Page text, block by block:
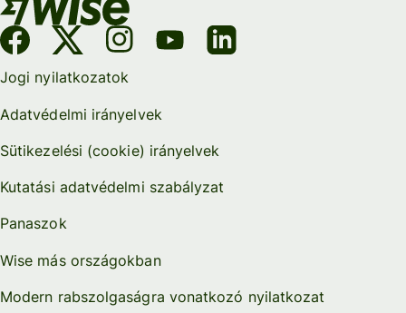
Jogi nyilatkozatok
Adatvédelmi irányelvek
Sütikezelési (cookie) irányelvek
Kutatási adatvédelmi szabályzat
Panaszok
Wise más országokban
Modern rabszolgaságra vonatkozó nyilatkozat